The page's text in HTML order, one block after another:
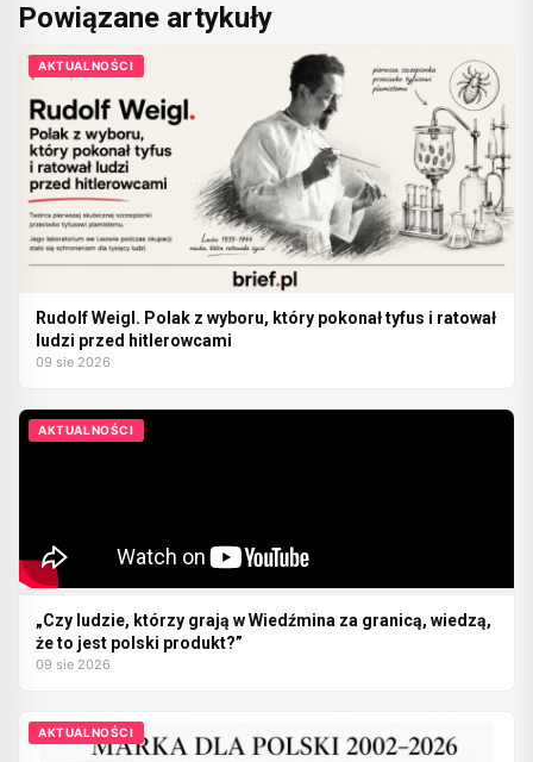
Powiązane artykuły
AKTUALNOŚCI
Rudolf Weigl. Polak z wyboru, który pokonał tyfus i ratował
ludzi przed hitlerowcami
09 sie 2026
AKTUALNOŚCI
„Czy ludzie, którzy grają w Wiedźmina za granicą, wiedzą,
że to jest polski produkt?”
09 sie 2026
AKTUALNOŚCI